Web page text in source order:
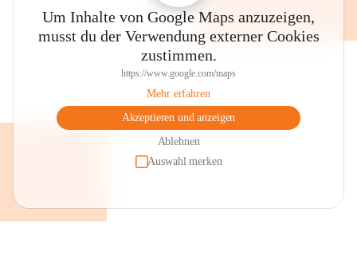
Um Inhalte von Google Maps anzuzeigen,
musst du der Verwendung externer Cookies
zustimmen.
https://www.google.com/maps
Mehr erfahren
Akzeptieren und anzeigen
Ablehnen
Auswahl merken